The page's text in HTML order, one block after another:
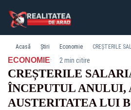
Acasă Știri Economie
ECONOMIE· 2 min citire
CREȘTERILE
ÎNCEPUTUL ANULUI,
AUSTERITATEA LUI